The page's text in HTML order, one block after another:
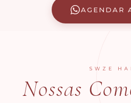
AGENDAR
SWZE
Nossas